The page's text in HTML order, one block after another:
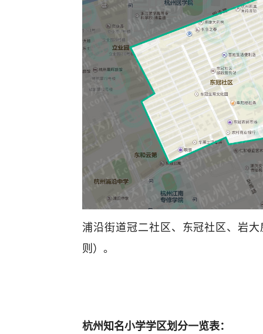
浦沿街道冠二社区、东冠社区、岩
则）。
杭州知名小学学区划分一览表：